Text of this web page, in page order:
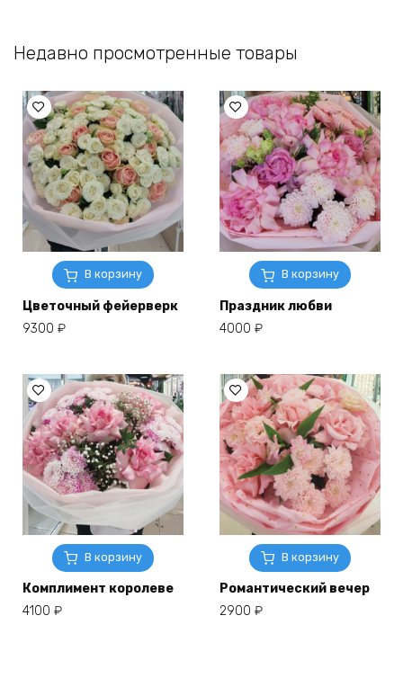
Недавно просмотренные товары
В корзину
Цветочный фейерверк
9300 ₽
В корзину
Праздник любви
4000 ₽
В корзину
Комплимент королеве
4100 ₽
В корзину
Романтический вечер
2900 ₽